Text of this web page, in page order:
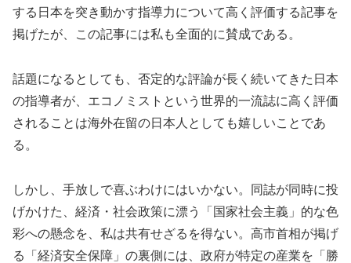
する日本を突き動かす指導力について高く評価する記事を
掲げたが、この記事には私も全面的に賛成である。
話題になるとしても、否定的な評論が長く続いてきた日本
の指導者が、エコノミストという世界的一流誌に高く評価
されることは海外在留の日本人としても嬉しいことであ
る。
しかし、手放しで喜ぶわけにはいかない。同誌が同時に投
げかけた、経済・社会政策に漂う「国家社会主義」的な色
彩への懸念を、私は共有せざるを得ない。高市首相が掲げ
る「経済安全保障」の裏側には、政府が特定の産業を「勝